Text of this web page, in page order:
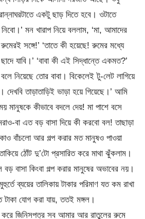
একটু ছাড় দিতে হবে। ওটাতে
মন খারাপ নিয়ে বললাম, ‘মা, আমাদের
সঙ্গে!’ ‘তাতে কী হয়েছে! রুমের মধ্যে
যাবি।’ ‘বাবা কী এই সিদ্ধান্তে একমত?’
বলে নিয়েছে তোর বাবা। বিকেলেই টু-লেট লাগিয়ে
তাড়াতাড়িই ভাড়া হয়ে গিয়েছে।’ আমি
মানুষকে কীভাবে বদলে দেয়! মা পাশে বসে
বা এত বড় বাসা দিয়ে কী করবো বল! তাছাড়া
বাঁচলো আর গল্প করার মত মানুষও পাওয়া
ঠোঁট দু’টো প্রসারিত করে মাথা ঝুঁকলাম।
বাসা কিংবা গল্প করার মানুষের অভাবের নয়।
ব্যয়ের তালিকায় টাকার পরিমাণ যত কম রাখা
যোগ করা যায়, ততই মঙ্গল।
করে জিনিসপত্র সব আমার আর রাতুলের রুমে